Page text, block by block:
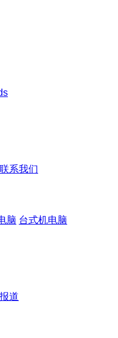
联系我们
脑 台式机电脑
道